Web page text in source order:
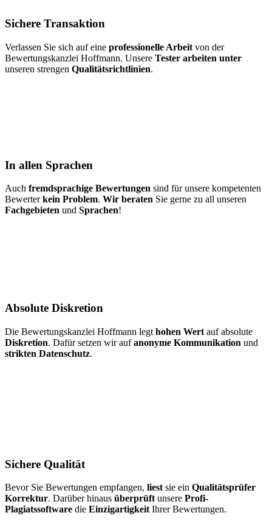
Sichere Transaktion
Verlassen Sie sich auf eine professionelle Arbeit von der
Bewertungskanzlei Hoffmann. Unsere Tester arbeiten unter
unseren strengen Qualitätsrichtlinien.
In allen Sprachen
Auch fremdsprachige Bewertungen sind für unsere kompetenten
Bewerterkein Problem. Wir beraten Sie gerne zu all unseren
Fachgebieten und Sprachen!
Absolute Diskretion
Die Bewertungskanzlei Hoffmann legt hohen Wert auf absolute
Diskretion. Dafür setzen wir aufanonyme Kommunikation und
strikten Datenschutz.
Sichere Qualität
Bevor Sie Bewertungen empfangen, liest sie ein Qualitätsprüfer
Korrektur. Darüber hinaus überprüft unsere Profi-
Plagiatssoftware die Einzigartigkeit Ihrer Bewertungen.